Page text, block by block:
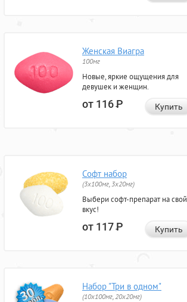
Женская Виагра
100мг
Новые, яркие ощущения для
девушек и женщин.
от 116Р Купить
Софт набор
(3x100мг, 3x20мг)
Выбери софт-препарат на свой
вкус!
от 117Р Купить
Набор "Три в одном"
(10x100мг, 20x20мг)